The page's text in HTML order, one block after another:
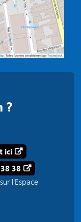
?
ici
38
l'Espace